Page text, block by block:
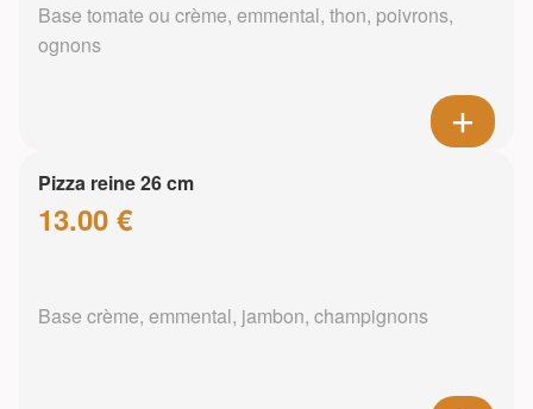
Base tomate ou crème, emmental, thon, poivrons,
ognons
Pizza reine 26 cm
13.00 €
Base crème, emmental, jambon, champignons